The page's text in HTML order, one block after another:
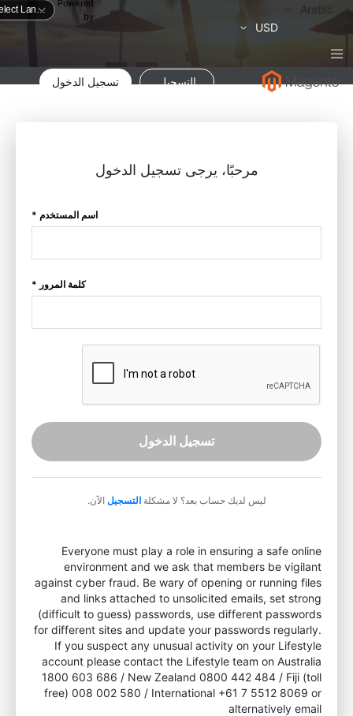
Powered
by
لغة
Arabic
العملة
USD
التسجيل تسجيل الدخول
مرحبًا، يرجى تسجيل الدخول
اسم المستخدم *
كلمة المرور *
تسجيل الدخول
ليس لديك حساب بعد؟ لا مشكلةالتسجيل الآن.
Everyone must play a role in ensuring a safe online
environment and we ask that members be vigilant
against cyber fraud. Be wary of opening or running files
and links attached to unsolicited emails, set strong
(difficult to guess) passwords, use different passwords
for different sites and update your passwords regularly.
If you suspect any unusual activity on your Lifestyle
account please contact the Lifestyle team on Australia
1800 603 686 / New Zealand 0800 442 484 / Fiji (toll
free) 008 002 580 / International +61 7 5512 8069 or
alternatively email